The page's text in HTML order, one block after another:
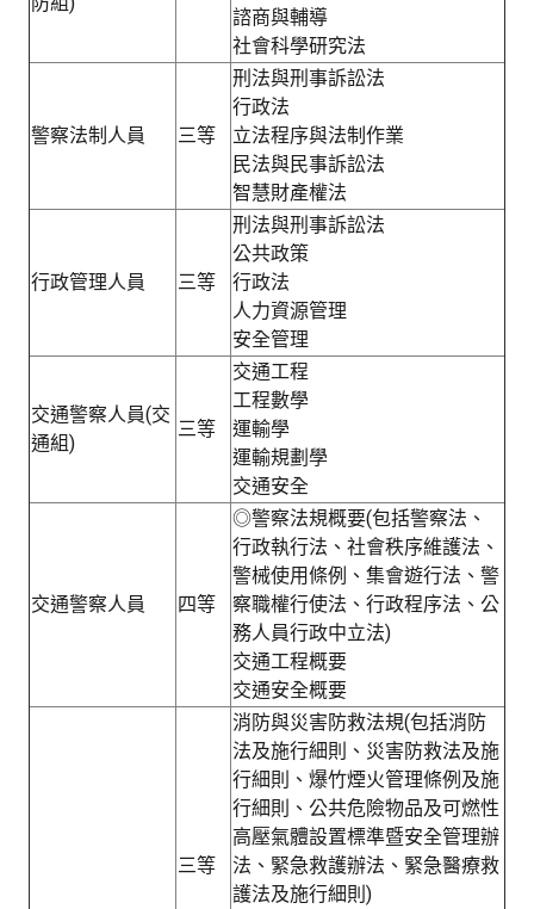
諮商與輔導
社會科學研究法
警察法制人員 三等
刑法與刑事訴訟法
行政法
立法程序與法制作業
民法與民事訴訟法
智慧財產權法
行政管理人員 三等
刑法與刑事訴訟法
公共政策
行政法
人力資源管理
安全管理
交通警察人員(交
通組)
三等
交通工程
工程數學
運輸學
運輸規劃學
交通安全
交通警察人員 四等
◎警察法規概要(包括警察法、
行政執行法、社會秩序維護法、
警械使用條例、集會遊行法、警
察職權行使法、行政程序法、公
務人員行政中立法)
交通工程概要
交通安全概要
三等
消防與災害防救法規(包括消防
法及施行細則、災害防救法及施
行細則、爆竹煙火管理條例及施
行細則、公共危險物品及可燃性
高壓氣體設置標準暨安全管理辦
法、緊急救護辦法、緊急醫療救
護法及施行細則)